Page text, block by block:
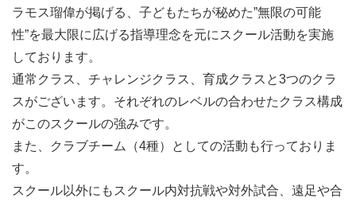
ラモス瑠偉が掲げる、子どもたちが秘めた”無限の可能
性”を最大限に広げる指導理念を元にスクール活動を実施
しております。
通常クラス、チャレンジクラス、育成クラスと3つのクラ
スがございます。それぞれのレベルの合わせたクラス構成
がこのスクールの強みです。
また、クラブチーム（4種）としての活動も行っておりま
す。
スクール以外にもスクール内対抗戦や対外試合、遠足や合